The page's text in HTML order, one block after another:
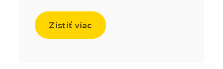
Zistiť viac